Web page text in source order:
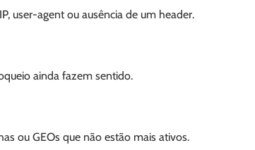
user-agent ou ausência de um header.
ainda fazem sentido.
ou GEOs que não estão mais ativos.